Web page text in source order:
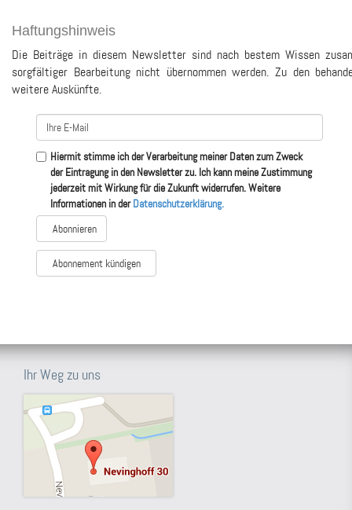
Haftungshinweis
Die Beiträge in diesem Newsletter sind nach bestem Wissen
sorgfältiger Bearbeitung nicht übernommen werden. Zu den
weitere Auskünfte.
Hiermit stimme ich der Verarbeitung meiner Daten zum Zweck
der Eintragung in den Newsletter zu. Ich kann meine Zustimmung
jederzeit mit Wirkung für die Zukunft widerrufen. Weitere
Informationen in derDatenschutzerklärung.
Abonnement kündigen
Ihr Weg zu uns